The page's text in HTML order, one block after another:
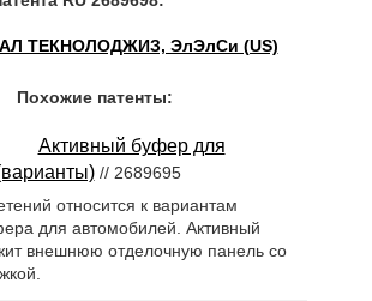
ТЕКНОЛОДЖИЗ, ЭлЭлСи (US)
Похожие патенты:
Активный буфер для
// 2689695
относится к вариантам
для автомобилей. Активный
внешнюю отделочную панель со